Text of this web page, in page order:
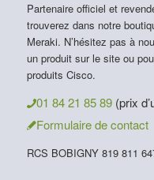
Partenaire officiel et
trouverez dans notre
Meraki. N’hésitez pas à
un produit sur le site ou
produits Cisco.
01 84 21 85 89 (prix
Formulaire de contact
RCS BOBIGNY 819 811